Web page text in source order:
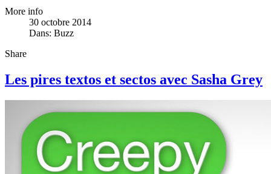
More info
30 octobre 2014
Dans: Buzz
Share
Les pires textos et sectos avec Sasha Grey